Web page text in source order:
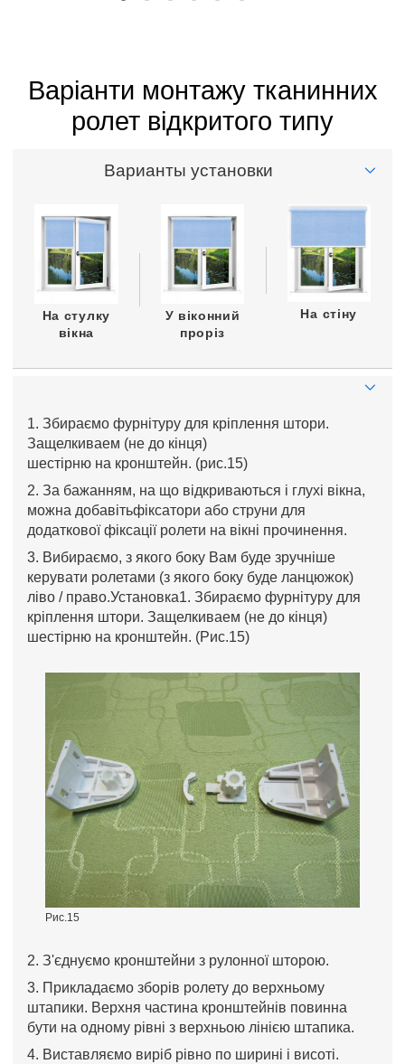
Варіанти монтажу тканинних
ролет відкритого типу
Варианты установки
На стулку
вікна
У віконний
проріз
На стіну
1. Збираємо фурнітуру для кріплення штори.
Защелкиваем (не до кінця)
шестірню на кронштейн. (рис.15)
2. За бажанням, на що відкриваються і глухі вікна,
можна добавітьфіксатори або струни для
додаткової фіксації ролети на вікні прочинення.
3. Вибираємо, з якого боку Вам буде зручніше
керувати ролетами (з якого боку буде ланцюжок)
ліво / право.Установка1. Збираємо фурнітуру для
кріплення штори. Защелкиваем (не до кінця)
шестірню на кронштейн. (Рис.15)
Рис.15
2. З'єднуємо кронштейни з рулонної шторою.
3. Прикладаємо зборів ролету до верхньому
штапики. Верхня частина кронштейнів повинна
бути на одному рівні з верхньою лінією штапика.
4. Виставляємо виріб рівно по ширині і висоті.